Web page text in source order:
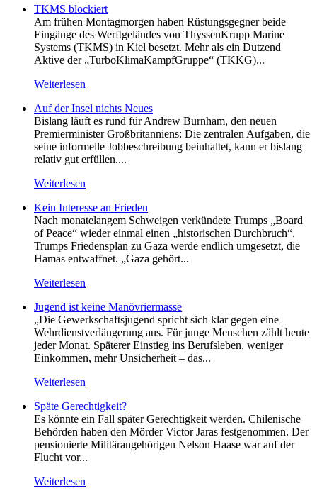
TKMS blockiert
Am frühen Montagmorgen haben Rüstungsgegner beide
Eingänge des Werftgeländes von ThyssenKrupp Marine
Systems (TKMS) in Kiel besetzt. Mehr als ein Dutzend
Aktive der „TurboKlimaKampfGruppe“ (TKKG)...
Weiterlesen
Auf der Insel nichts Neues
Bislang läuft es rund für Andrew Burnham, den neuen
Premierminister Großbritanniens: Die zentralen Aufgaben, die
seine informelle Jobbeschreibung beinhaltet, kann er bislang
relativ gut erfüllen....
Weiterlesen
Kein Inte­resse an Frieden
Nach monatelangem Schweigen verkündete Trumps „Board
of Peace“ wieder einmal einen „historischen Durchbruch“.
Trumps Friedensplan zu Gaza werde endlich umgesetzt, die
Hamas entwaffnet. „Gaza gehört...
Weiterlesen
Jugend ist keine Manövriermasse
„Die Gewerkschaftsjugend spricht sich klar gegen eine
Wehrdienstverlängerung aus. Für junge Menschen zählt heute
jeder Monat. Späterer Einstieg ins Berufsleben, weniger
Einkommen, mehr Unsicherheit – das...
Weiterlesen
Späte Gerechtigkeit?
Es könnte ein Fall später Gerechtigkeit werden. Chilenische
Behörden haben den Mörder Victor Jaras festgenommen. Der
pensionierte Militärangehörigen Nelson Haase war auf der
Flucht vor...
Weiterlesen